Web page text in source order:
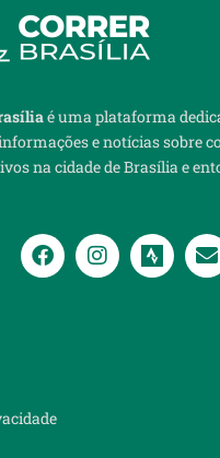
é uma plataforma
e notícias sobre
na cidade de Brasília e